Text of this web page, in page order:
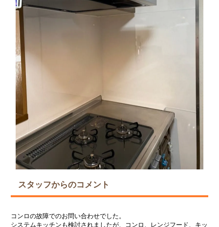
スタッフからのコメント
コンロの故障でのお問い合わせでした。
システムキッチンも検討されましたが、コンロ、レンジフード、キッ